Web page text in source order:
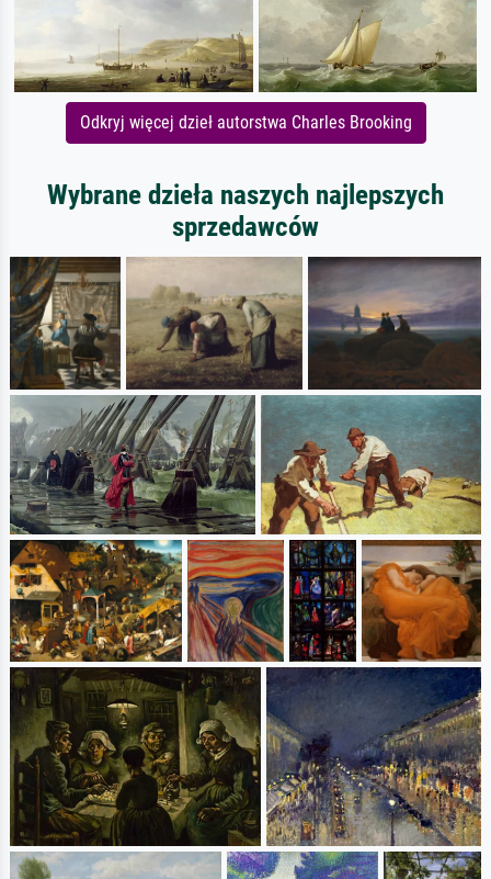
Odkryj więcej dzieł autorstwa Charles Brooking
Wybrane dzieła naszych najlepszych
sprzedawców